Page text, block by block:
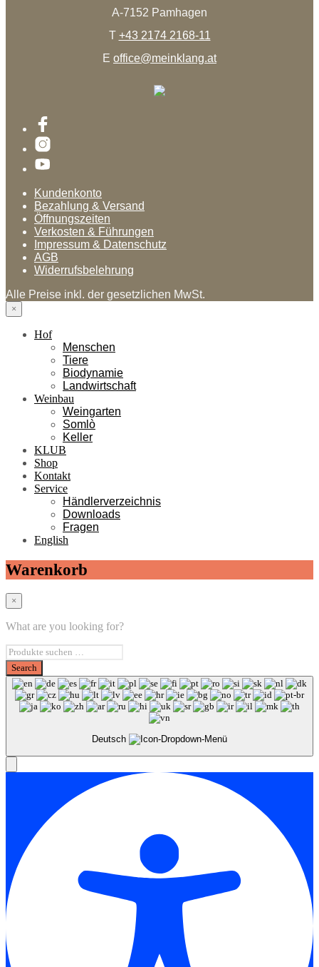
A-7152 Pamhagen
T +43 2174 2168-11
E office@meinklang.at
Kundenkonto
Bezahlung & Versand
Öffnungszeiten
Verkosten & Führungen
Impressum & Datenschutz
AGB
Widerrufsbelehrung
Alle Preise inkl. der gesetzlichen MwSt.
×
Hof
Menschen
Tiere
Biodynamie
Landwirtschaft
Weinbau
Weingarten
Somlò
Keller
KLUB
Shop
Kontakt
Service
Händlerverzeichnis
Downloads
Fragen
English
Warenkorb
×
What are you looking for?
Deutsch